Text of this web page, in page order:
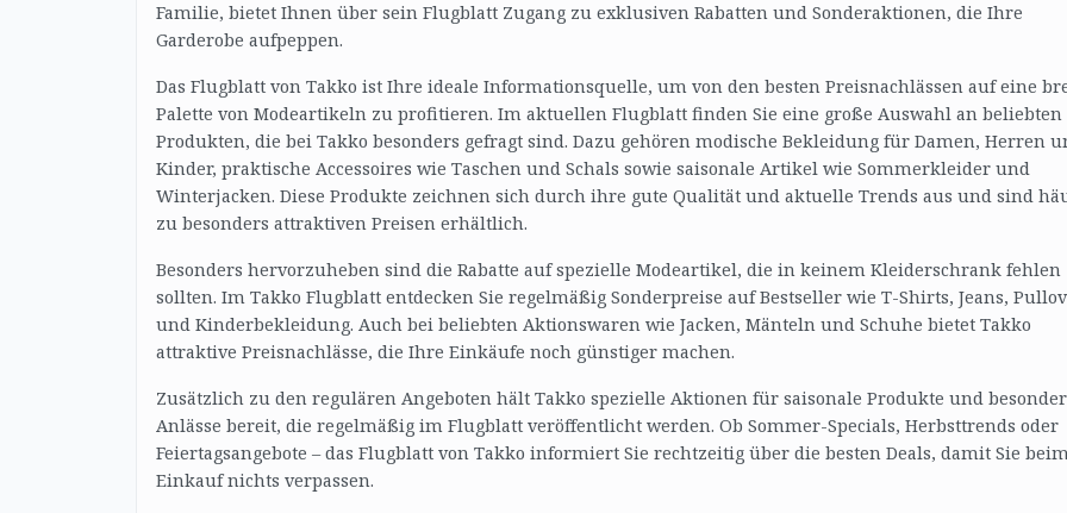
Familie, bietet Ihnen über sein Flugblatt Zugang zu exklusiven Rabatten und Sonderaktionen, die Ihre
Garderobe aufpeppen.
Das Flugblatt von Takko ist Ihre ideale Informationsquelle, um von den besten Preisnachlässen auf eine
Palette von Modeartikeln zu profitieren. Im aktuellen Flugblatt finden Sie eine große Auswahl an beliebten
Produkten, die bei Takko besonders gefragt sind. Dazu gehören modische Bekleidung für Damen, Herren
Kinder, praktische Accessoires wie Taschen und Schals sowie saisonale Artikel wie Sommerkleider und
Winterjacken. Diese Produkte zeichnen sich durch ihre gute Qualität und aktuelle Trends aus und sind
zu besonders attraktiven Preisen erhältlich.
Besonders hervorzuheben sind die Rabatte auf spezielle Modeartikel, die in keinem Kleiderschrank fehlen
sollten. Im Takko Flugblatt entdecken Sie regelmäßig Sonderpreise auf Bestseller wie T-Shirts, Jeans,
und Kinderbekleidung. Auch bei beliebten Aktionswaren wie Jacken, Mänteln und Schuhe bietet Takko
attraktive Preisnachlässe, die Ihre Einkäufe noch günstiger machen.
Zusätzlich zu den regulären Angeboten hält Takko spezielle Aktionen für saisonale Produkte und
Anlässe bereit, die regelmäßig im Flugblatt veröffentlicht werden. Ob Sommer-Specials, Herbsttrends oder
Feiertagsangebote – das Flugblatt von Takko informiert Sie rechtzeitig über die besten Deals, damit Sie
Einkauf nichts verpassen.